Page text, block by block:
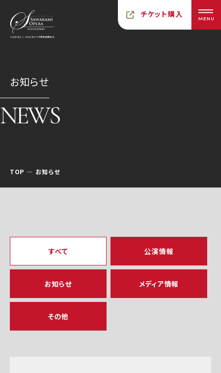
チケット購入 MENU
お知らせ
NEWS
TOP お知らせ
すべて 公演情報
お知らせ メディア情報
その他